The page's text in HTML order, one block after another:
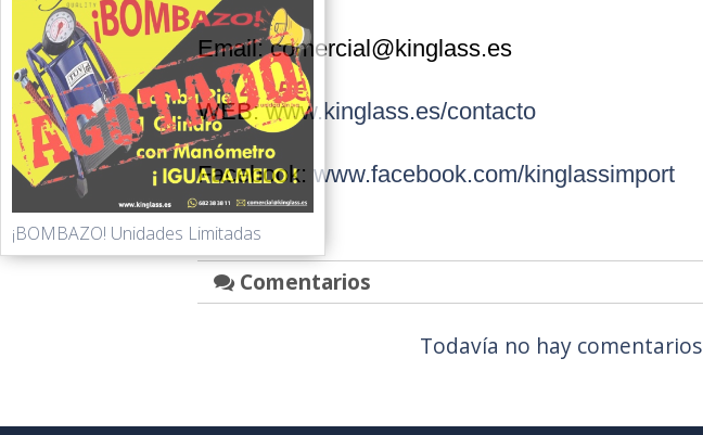
Email: comercial@kinglass.es
WEB:www.kinglass.es/contacto
Facebook: www.facebook.com/kinglassimport
Comentarios
Todavía no hay comentarios
¡BOMBAZO! Unidades Limitadas